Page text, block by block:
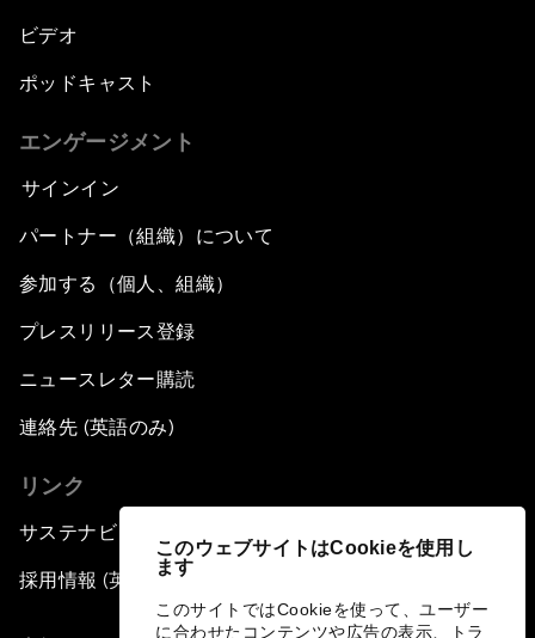
このウェブサイトはCookieを使用し
ます
このサイトではCookieを使って、ユーザー
に合わせたコンテンツや広告の表示、トラ
ビデオ
ポッドキャスト
エンゲージメント
サインイン
パートナー（組織）について
参加する（個人、組織）
プレスリリース登録
ニュースレター購読
連絡先 (英語のみ)
リンク
サステナビリティへの取り組み
採用情報 (英語のみ)